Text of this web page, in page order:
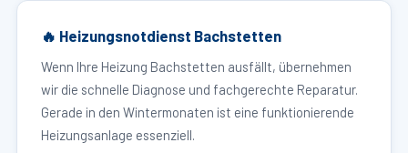
🔥 Heizungsnotdienst Bachstetten
Wenn Ihre Heizung Bachstetten ausfällt, übernehmen
wir die schnelle Diagnose und fachgerechte Reparatur.
Gerade in den Wintermonaten ist eine funktionierende
Heizungsanlage essenziell.